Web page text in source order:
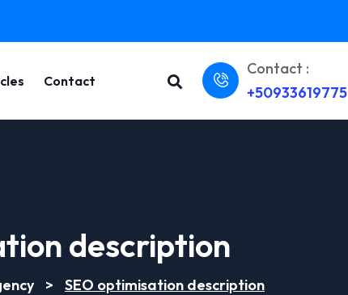
Contact
Contact :
+50933619775
description
> SEO optimisation description